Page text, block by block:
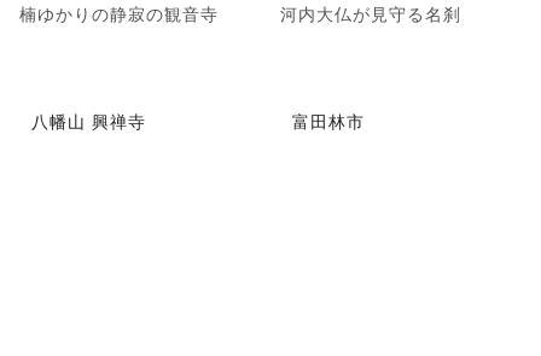
楠ゆかりの静寂の観音寺 河内大仏が見守る名刹
八幡山 興禅寺 富田林市